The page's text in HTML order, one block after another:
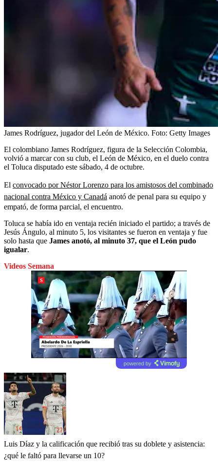
James Rodríguez, jugador del León de México. Foto: Getty Images
El colombiano James Rodríguez, figura de la Selección Colombia,
volvió a marcar con su club, el León de México, en el duelo contra
el Toluca disputado este sábado, 4 de octubre.
El convocado por Néstor Lorenzo para los amistosos del combinado
nacional contra México y Canadá anotó de penal para su equipo y
empató, de forma parcial, el encuentro.
Toluca se había ido en ventaja recién iniciado el partido; a través de
Jesús Ángulo, al minuto 5, los visitantes se fueron en ventaja y fue
solo hasta que James anotó, al minuto 37, que el León pudo
igualar.
Videos Semana
powered by
Luis Díaz y la calificación que recibió tras su doblete y asistencia:
¿qué le faltó para llevarse un 10?